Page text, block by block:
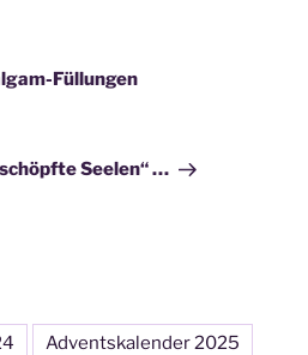
Füllungen
Seelen“ …
Adventskalender 2025